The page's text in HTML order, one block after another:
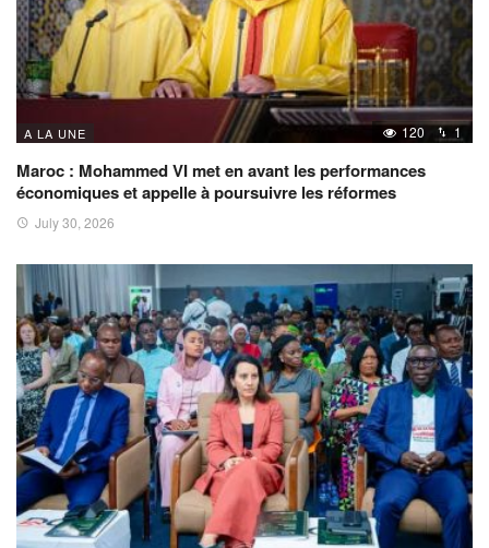
A LA UNE 120 1
Maroc : Mohammed VI met en avant les performances
économiques et appelle à poursuivre les réformes
July 30, 2026